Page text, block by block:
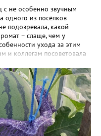
с не особенно звучным
одного из посёлков
подозревала, какой
– слаще, чем у
ухода за этим
и коллегам посоветовала
порталу Валентина. – У
сорт – «Жемчуг».
компактный.
сантиметров. Цветёт в
что редко
подстригать - он
свой сад, сажайте
цветы Валентина